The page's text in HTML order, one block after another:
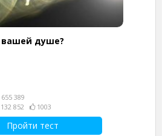
вашей душе?
389
852
1003
Пройти тест